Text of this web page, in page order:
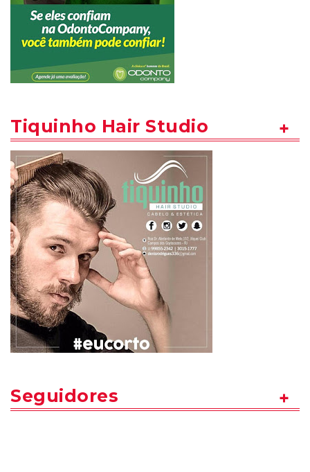
Tiquinho Hair Studio
Seguidores